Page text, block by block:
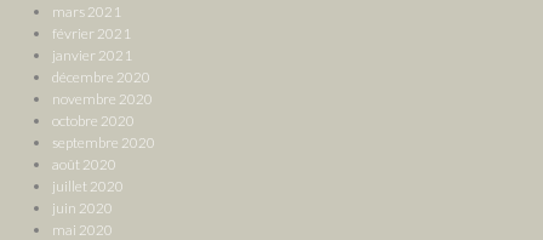
mars 2021
février 2021
janvier 2021
décembre 2020
novembre 2020
octobre 2020
septembre 2020
août 2020
juillet 2020
juin 2020
mai 2020